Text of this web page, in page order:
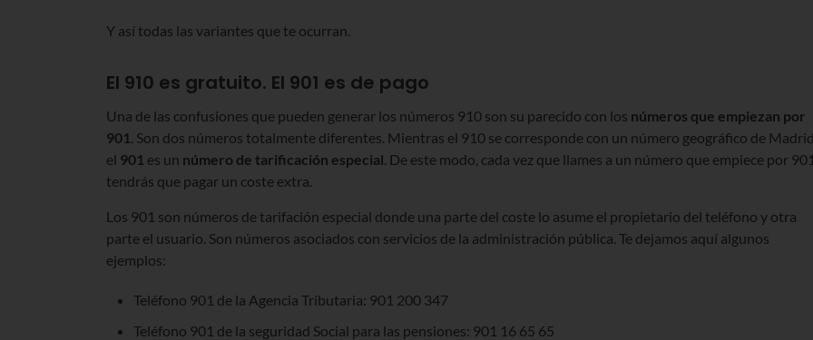
Y así todas las variantes que te ocurran.
El 910 es gratuito. El 901 es de pago
Una de las confusiones que pueden generar los números 910 son su parecido con los números que empiezan por
901 . Son dos números totalmente diferentes. Mientras el 910 se corresponde con un número geográfico de
el 901 es un número de tarificación especial . De este modo, cada vez que llames a un número que empiece por
tendrás que pagar un coste extra.
Los 901 son números de tarifación especial donde una parte del coste lo asume el propietario del teléfono y otra
parte el usuario. Son números asociados con servicios de la administración pública. Te dejamos aquí algunos
ejemplos:
Teléfono 901 de la Agencia Tributaria: 901 200 347
Teléfono 901 de la seguridad Social para las pensiones: 901 16 65 65